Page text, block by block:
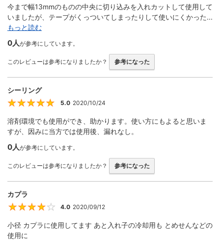
今まで幅13mmのものの中央に切り込みを入れカットして使用して
いましたが、テープがくっついてしまったりして使いにくかった...
もっと読む
0人が参考にしています。
このレビューは参考になりましたか？ 参考になった
シーリング
5
5.0 2020/10/24
溶剤環境でも使用ができ、助かります。使い方にもよると思いま
すが、因みに当方では使用後、漏れなし。
0人が参考にしています。
このレビューは参考になりましたか？ 参考になった
カプラ
4
4.0 2020/09/12
小径 カプラに使用してます あと入れ子の冷却用も とめせんなどの
使用に